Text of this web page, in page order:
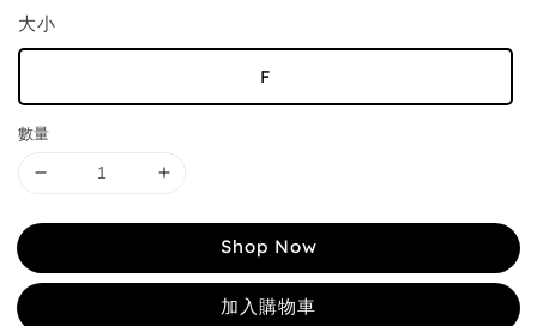
大小
F
數量
Shop Now
加入購物車